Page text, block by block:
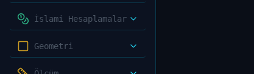
İslami Hesaplamalar
Geometri